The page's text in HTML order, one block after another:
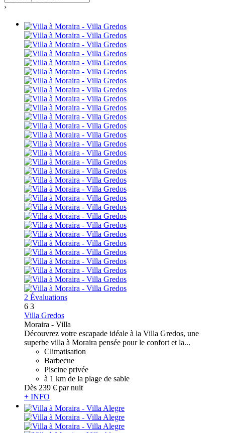
›
2 Évaluations
6 3
Villa Gredos
Moraira - Villa
Découvrez votre escapade idéale à la Villa Gredos, une
superbe villa à Moraira pensée pour le confort et la...
Climatisation
Barbecue
Piscine privée
à 1 km de la plage de sable
Dès 239 € par nuit
+ INFO